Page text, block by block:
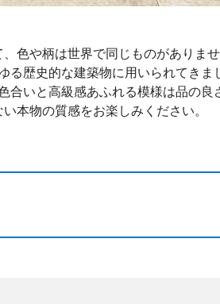
色や柄は世界で同じものがありま
る歴史的な建築物に用いられてきま
合いと高級感あふれる模様は品の良
本物の質感をお楽しみください。